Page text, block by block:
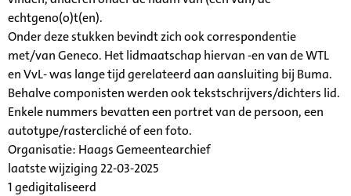
echtgeno(o)t(en).
Onder deze stukken bevindt zich ook correspondentie
met/van Geneco. Het lidmaatschap hiervan -en van de WTL
en VvL- was lange tijd gerelateerd aan aansluiting bij Buma.
Behalve componisten werden ook tekstschrijvers/dichters lid.
Enkele nummers bevatten een portret van de persoon, een
autotype/rastercliché of een foto.
Organisatie: Haags Gemeentearchief
laatste wijziging 22-03-2025
1 gedigitaliseerd